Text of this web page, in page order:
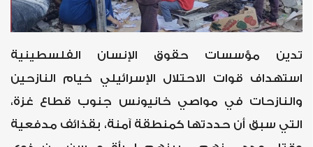
تدين مؤسسات حقوق الإنسان الفلسطينية
استهداف قوات الاحتلال الإسرائيلي خيام النازحين
والنازحات في مواصي خانيونس جنوب قطاع غزة،
التي سبق أن حددتها كمنطقة آمنة، بقذائف مدفعية